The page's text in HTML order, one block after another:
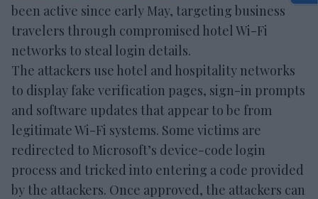
been active since early May, targeting business
travelers through compromised hotel Wi-Fi
networks to steal login details.
The attackers use hotel and hospitality networks
to display fake verification pages, sign-in prompts
and software updates that appear to be from
legitimate Wi-Fi systems. Some victims are
redirected to Microsoft’s device-code login
process and tricked into entering a code provided
by the attackers. Once approved, the attackers can